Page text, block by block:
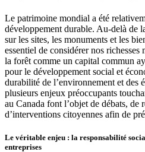
Le patrimoine mondial a été
développement durable. Au-delà de
sur les sites, les monuments et les
essentiel de considérer nos richesses
la forêt comme un capital commun
pour le développement social et
durabilité de l’environnement et des
plusieurs enjeux préoccupants
au Canada font l’objet de débats, de
d’interventions citoyennes afin de
Le véritable enjeu : la responsabilité
entreprises